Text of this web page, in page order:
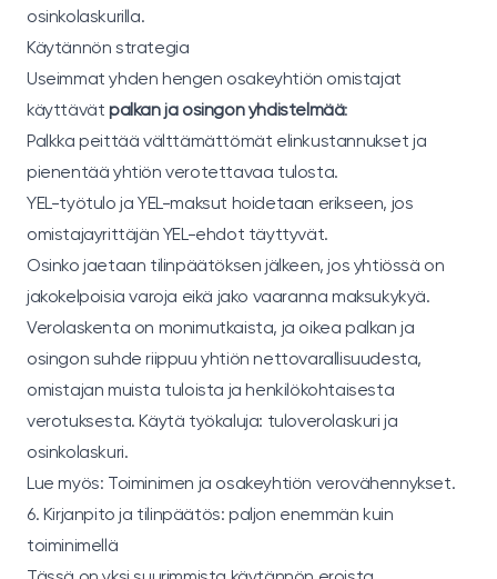
osinkolaskurilla.
Käytännön strategia
Useimmat yhden hengen osakeyhtiön omistajat
käyttävät palkan ja osingon yhdistelmää:
Palkka peittää välttämättömät elinkustannukset ja
pienentää yhtiön verotettavaa tulosta.
YEL-työtulo ja YEL-maksut hoidetaan erikseen, jos
omistajayrittäjän YEL-ehdot täyttyvät.
Osinko jaetaan tilinpäätöksen jälkeen, jos yhtiössä on
jakokelpoisia varoja eikä jako vaaranna maksukykyä.
Verolaskenta on monimutkaista, ja oikea palkan ja
osingon suhde riippuu yhtiön nettovarallisuudesta,
omistajan muista tuloista ja henkilökohtaisesta
verotuksesta. Käytä työkaluja: tuloverolaskuri ja
osinkolaskuri.
Lue myös: Toiminimen ja osakeyhtiön verovähennykset.
6. Kirjanpito ja tilinpäätös: paljon enemmän kuin
toiminimellä